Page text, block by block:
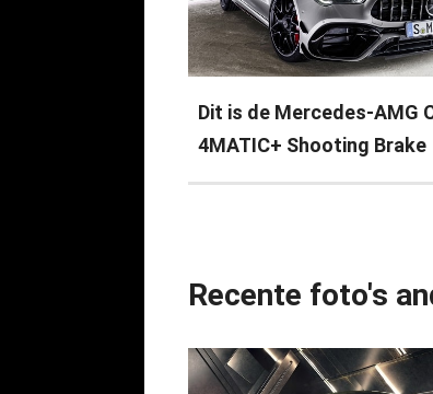
Dit is de Mercedes-AMG
4MATIC+ Shooting Brake
Recente foto's